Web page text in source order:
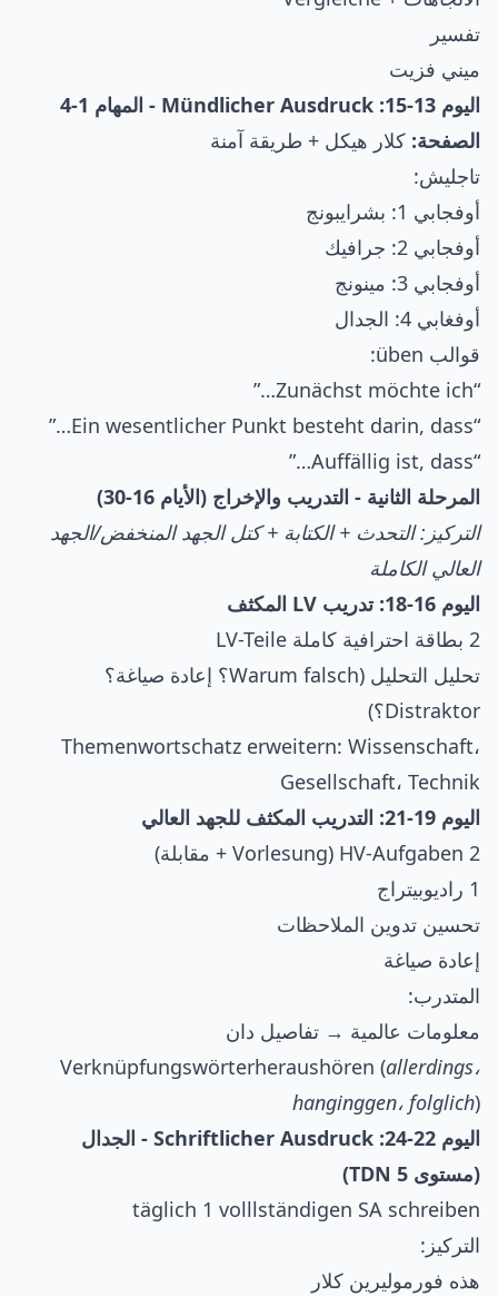
تفسير
ميني فزيت
اليوم 13-15: Mündlicher Ausdruck - المهام 1-4
الصفحة: كلار هيكل + طريقة آمنة
تاجليش:
أوفجابي 1: بشرايبونج
أوفجابي 2: جرافيك
أوفجابي 3: مينونج
أوفغابي 4: الجدال
قوالب üben:
“Zunächst möchte ich…”
“Ein wesentlicher Punkt besteht darin, dass…”
“Auffällig ist, dass…”
المرحلة الثانية - التدريب والإخراج (الأيام 16-30)
التركيز: التحدث + الكتابة + كتل الجهد المنخفض/الجهد
العالي الكاملة
اليوم 16-18: تدريب LV المكثف
2 بطاقة احترافية كاملة LV-Teile
تحليل التحليل (Warum falsch؟ إعادة صياغة؟
Distraktor؟)
Themenwortschatz erweitern: Wissenschaft،
Gesellschaft، Technik
اليوم 19-21: التدريب المكثف للجهد العالي
2 HV-Aufgaben (Vorlesung + مقابلة)
1 راديوبيتراج
تحسين تدوين الملاحظات
إعادة صياغة
المتدرب:
معلومات عالمية → تفاصيل دان
Verknüpfungswörterheraushören (allerdings،
hanginggen، folglich)
اليوم 22-24: Schriftlicher Ausdruck - الجدال
(مستوى TDN 5)
täglich 1 volllständigen SA schreiben
التركيز:
هذه فورموليرين كلار